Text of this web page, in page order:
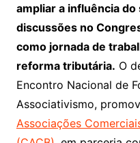
ampliar a influência
discussões no
como jornada de
reforma tributária. O
Encontro Nacional de
Associativismo,
Associações